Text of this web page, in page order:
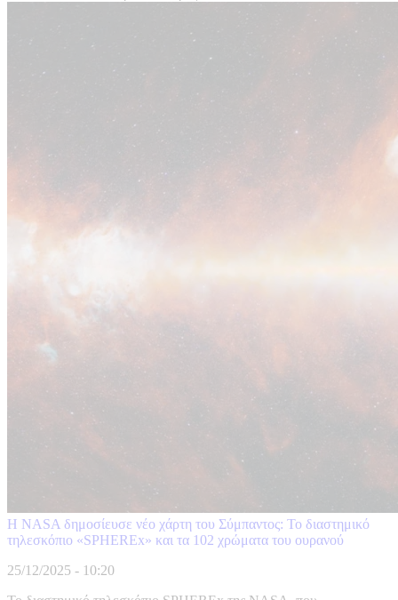
Η NASA δημοσίευσε νέο χάρτη του Σύμπαντος: Το διαστημικό
τηλεσκόπιο «SPHEREx» και τα 102 χρώματα του ουρανού
25/12/2025 - 10:20